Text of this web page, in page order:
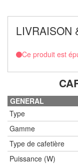
LIVRAISON
Ce produit est
GENERAL
Type
Gamme
Type de cafetière
Puissance (W)